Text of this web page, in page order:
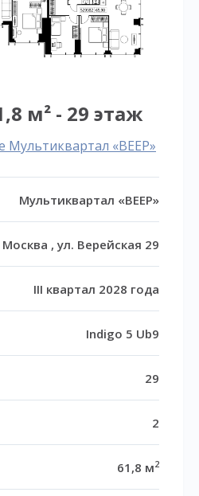
м² - 29 этаж
Мультиквартал «ВЕЕР»
Мультиквартал «ВЕЕР»
Москва , ул. Верейская 29
III квартал 2028 года
Indigo 5 Ub9
29
2
61,8 м2